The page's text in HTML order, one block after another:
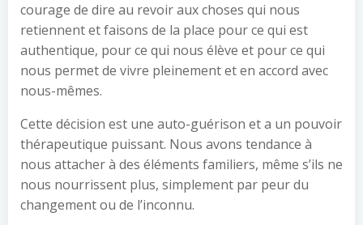
courage de dire au revoir aux choses qui nous
retiennent et faisons de la place pour ce qui est
authentique, pour ce qui nous élève et pour ce qui
nous permet de vivre pleinement et en accord avec
nous-mêmes.
Cette décision est une auto-guérison et a un pouvoir
thérapeutique puissant. Nous avons tendance à
nous attacher à des éléments familiers, même s’ils ne
nous nourrissent plus, simplement par peur du
changement ou de l’inconnu.